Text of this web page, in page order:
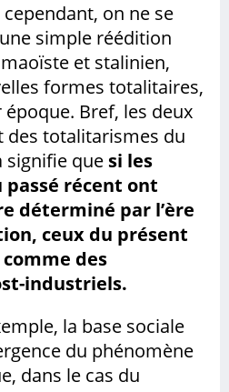
on ne se
simple réédition
et stalinien,
formes totalitaires,
Bref, les deux
totalitarismes du
signifie que si les
récent ont
déterminé par l’ère
ceux du présent
des
industriels.
la base sociale
du phénomène
dans le cas du